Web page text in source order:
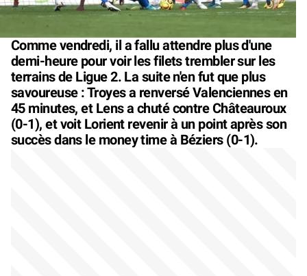
Comme vendredi, il a fallu attendre plus d'une
demi-heure pour voir les filets trembler sur les
terrains de Ligue 2. La suite n'en fut que plus
savoureuse : Troyes a renversé Valenciennes en
45 minutes, et Lens a chuté contre Châteauroux
(0-1), et voit Lorient revenir à un point après son
succès dans le money time à Béziers (0-1).